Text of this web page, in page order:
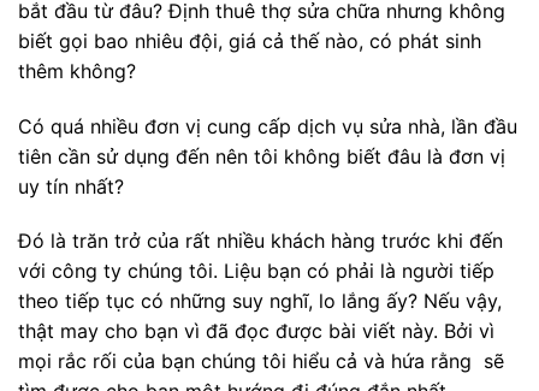
bắt đầu từ đâu? Định thuê thợ sửa chữa nhưng không
biết gọi bao nhiêu đội, giá cả thế nào, có phát sinh
thêm không?
Có quá nhiều đơn vị cung cấp dịch vụ sửa nhà, lần đầu
tiên cần sử dụng đến nên tôi không biết đâu là đơn vị
uy tín nhất?
Đó là trăn trở của rất nhiều khách hàng trước khi đến
với công ty chúng tôi. Liệu bạn có phải là người tiếp
theo tiếp tục có những suy nghĩ, lo lắng ấy? Nếu vậy,
thật may cho bạn vì đã đọc được bài viết này. Bởi vì
mọi rắc rối của bạn chúng tôi hiểu cả và hứa rằng sẽ